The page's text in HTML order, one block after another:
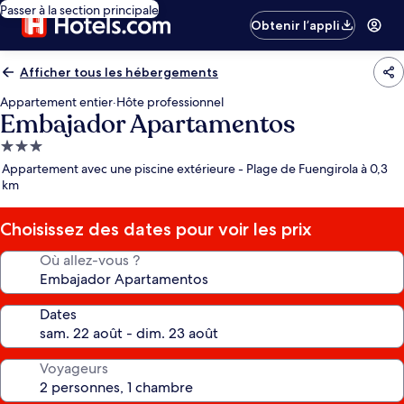
Passer à la section principale
Obtenir l’appli
Afficher tous les hébergements
Appartement entier·Hôte professionnel
Embajador Apartamentos
Hébergement
3.0 étoiles
Appartement avec une piscine extérieure - Plage de Fuengirola à 0,3
km
Choisissez des dates pour voir les prix
Où allez-vous ?
Dates
Voyageurs